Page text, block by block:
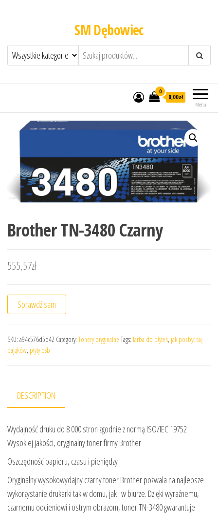
SM Dębowiec
Menu
0
0,00zł
Brother TN-3480 Czarny
555,57zł
Sprawdź sam
SKU: a94c576d5d42 Category: Tonery oryginalne Tags: farba do płytek, jak pozbyć się
pająków, płyty osb
DESCRIPTION
Wydajność druku do 8 000 stron zgodnie z normą ISO/IEC 19752
Wysokiej jakości, oryginalny toner firmy Brother
Oszczędność papieru, czasu i pieniędzy
Oryginalny wysokowydajny czarny toner Brother pozwala na najlepsze
wykorzystanie drukarki tak w domu, jak i w biurze. Dzięki wyraźnemu,
czarnemu odcieniowi i ostrym obrazom, toner TN-3480 gwarantuje